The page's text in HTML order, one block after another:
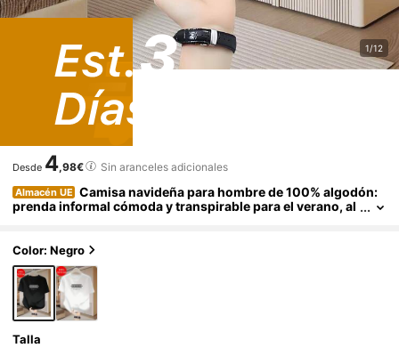
1/12
Desde 4,98€ Sin aranceles adicionales
Almacén UE Camisa navideña para hombre de 100% algodón:
prenda informal cómoda y transpirable para el verano, al
Color: Negro
Talla